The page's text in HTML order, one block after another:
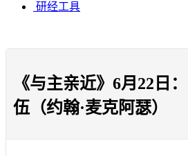
研经工具
《与主亲近》6月22日
伍（约翰·麦克阿瑟）